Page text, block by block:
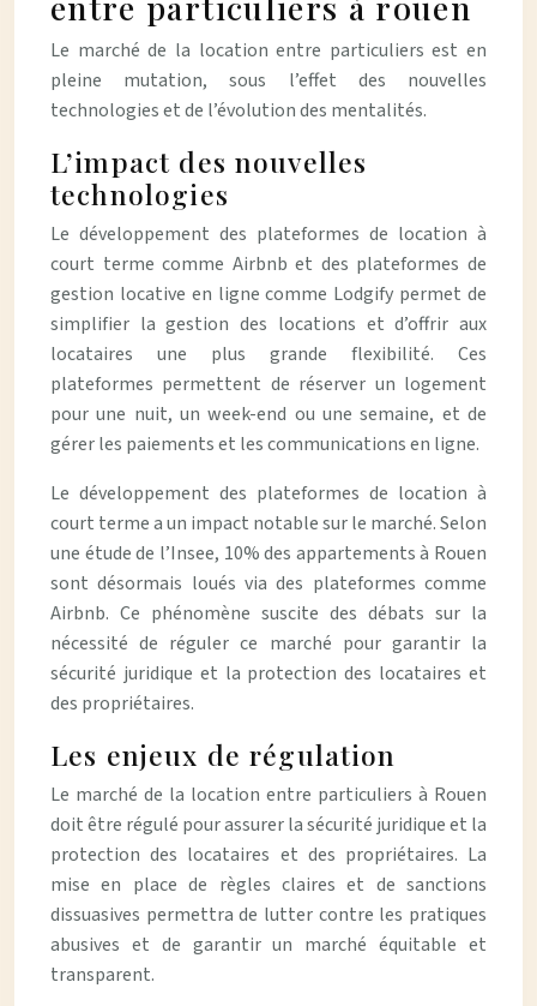
Le marché de la location entre particuliers est en
pleine mutation, sous l’effet des nouvelles
technologies et de l’évolution des mentalités.
L’impact des nouvelles
technologies
Le développement des plateformes de location à
court terme comme Airbnb et des plateformes de
gestion locative en ligne comme Lodgify permet de
simplifier la gestion des locations et d’offrir aux
locataires une plus grande flexibilité. Ces
plateformes permettent de réserver un logement
pour une nuit, un week-end ou une semaine, et de
gérer les paiements et les communications en ligne.
Le développement des plateformes de location à
court terme a un impact notable sur le marché. Selon
une étude de l’Insee, 10% des appartements à Rouen
sont désormais loués via des plateformes comme
Airbnb. Ce phénomène suscite des débats sur la
nécessité de réguler ce marché pour garantir la
sécurité juridique et la protection des locataires et
des propriétaires.
Les enjeux de régulation
Le marché de la location entre particuliers à Rouen
doit être régulé pour assurer la sécurité juridique et la
protection des locataires et des propriétaires. La
mise en place de règles claires et de sanctions
dissuasives permettra de lutter contre les pratiques
abusives et de garantir un marché équitable et
transparent.